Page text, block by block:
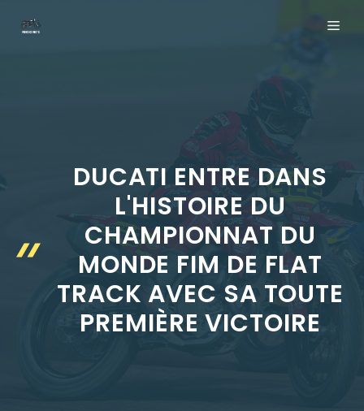
DUCATI ENTRE DANS
L'HISTOIRE DU
CHAMPIONNAT DU
MONDE FIM DE FLAT
TRACK AVEC SA TOUTE
PREMIÈRE VICTOIRE